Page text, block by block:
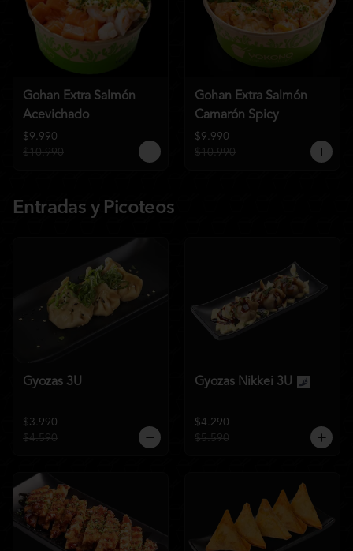
Gohan Extra Salmón
Acevichado
$9.990
$10.990
Gohan Extra Salmón
Camarón Spicy
$9.990
$10.990
Entradas y Picoteos
Gyozas 3U
$3.990
$4.590
Gyozas Nikkei 3U
$4.290
$5.590